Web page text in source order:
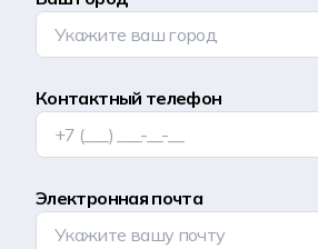
Контактный телефон
Электронная почта